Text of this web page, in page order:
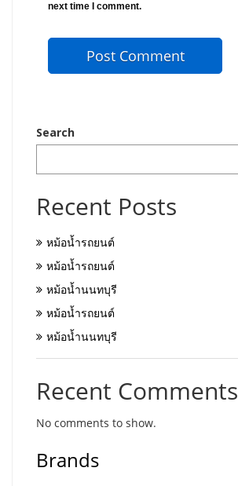
next time I comment.
Search
Recent Posts
หม้อน้ำรถยนต์
หม้อน้ำรถยนต์
หม้อน้ำนนทบุรี
หม้อน้ำรถยนต์
หม้อน้ำนนทบุรี
Recent Comments
No comments to show.
Brands